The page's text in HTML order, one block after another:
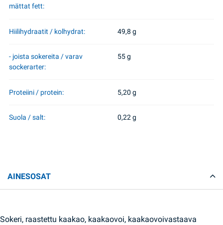
mättat fett:
Hiilihydraatit / kolhydrat: 49,8 g
- joista sokereita / varav
sockerarter:
55 g
Proteiini / protein: 5,20 g
Suola / salt: 0,22 g
AINESOSAT
Sokeri, raastettu kaakao, kaakaovoi, kaakaovoivastaava